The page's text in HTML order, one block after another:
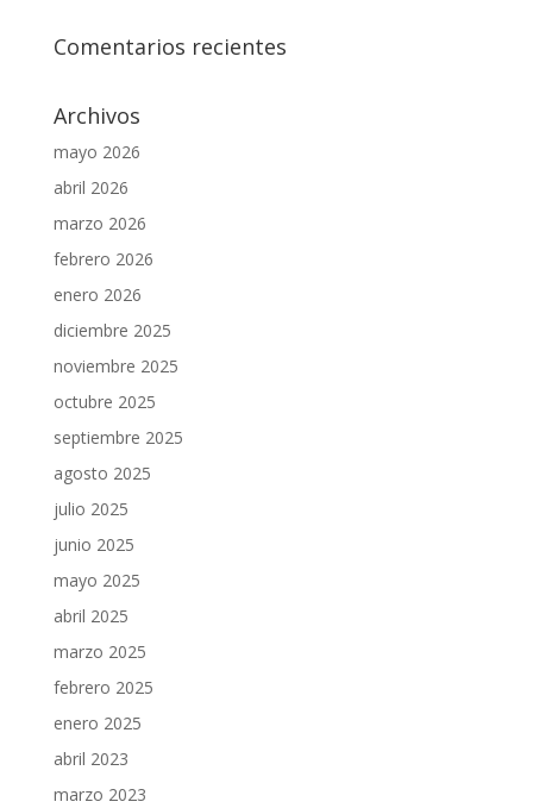
Comentarios recientes
Archivos
mayo 2026
abril 2026
marzo 2026
febrero 2026
enero 2026
diciembre 2025
noviembre 2025
octubre 2025
septiembre 2025
agosto 2025
julio 2025
junio 2025
mayo 2025
abril 2025
marzo 2025
febrero 2025
enero 2025
abril 2023
marzo 2023